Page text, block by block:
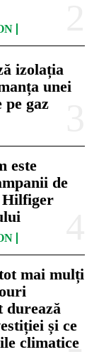
izolația
unei
pe gaz
este
de
Hilfiger
mai mulți
durează
și ce
climatice